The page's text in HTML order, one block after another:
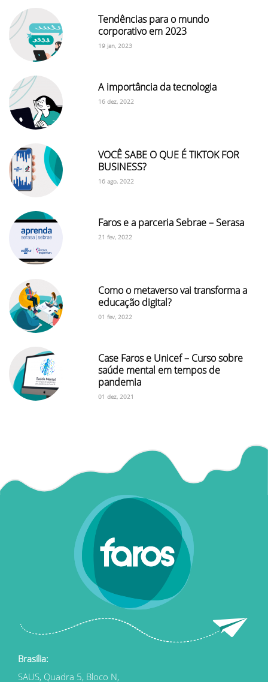
Tendências para o mundo
corporativo em 2023
19 jan, 2023
A importância da tecnologia
16 dez, 2022
VOCÊ SABE O QUE É TIKTOK FOR
BUSINESS?
16 ago, 2022
Faros e a parceria Sebrae – Serasa
21 fev, 2022
Como o metaverso vai transforma a
educação digital?
01 fev, 2022
Case Faros e Unicef – Curso sobre
saúde mental em tempos de
pandemia
01 dez, 2021
Brasília:
SAUS, Quadra 5, Bloco N,